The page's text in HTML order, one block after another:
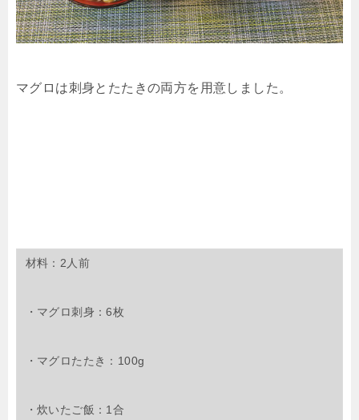
マグロは刺身とたたきの両方を用意しました。
材料：2人前
・マグロ刺身：6枚
・マグロたたき：100g
・炊いたご飯：1合